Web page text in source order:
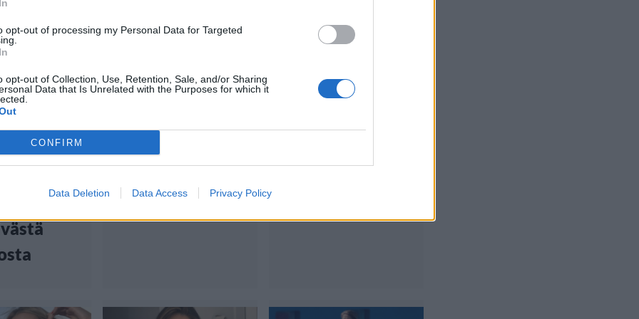
opt-out of processing my Personal Data for Targeted
opt-out of Collection, Use, Retention, Sale, and/or Sharing
Data that Is Unrelated with the Purposes for which it
CONFIRM
Data Deletion Data Access Privacy Policy
kuin
kuvan
7.7.2019, 12:00
Kuin bikinimalli!
Stallonen 21-
somesuosikiksi
Viihdeuutiset
29.6.2019, 11:20
Sistine Stallone